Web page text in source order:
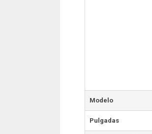
Modelo
Pulgadas